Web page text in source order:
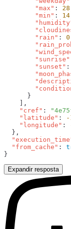
        "max"
: 28
        "min"
: 14
        "rain"
: 0
        "sunrise"
        "sunset"
:
    "cref"
:
    "latitude"
: -
    "longitude"
:
  "from_cache"
:
Expandir resposta